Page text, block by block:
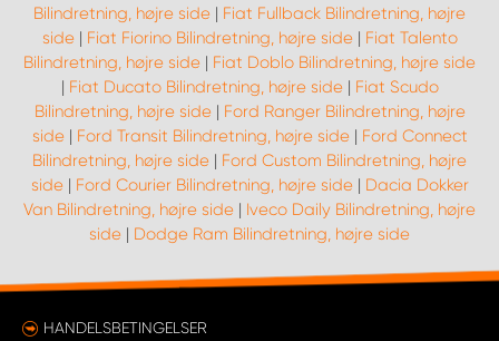
Bilindretning, højre side | Fiat Fullback Bilindretning, højre
side| Fiat Fiorino Bilindretning, højre side| Fiat Talento
Bilindretning, højre side | Fiat Doblo Bilindretning, højre side
| Fiat Ducato Bilindretning, højre side| Fiat Scudo
Bilindretning, højre side| Ford Ranger Bilindretning, højre
side| Ford Transit Bilindretning, højre side| Ford Connect
Bilindretning, højre side | Ford Custom Bilindretning, højre
side| Ford Courier Bilindretning, højre side| Dacia Dokker
Van Bilindretning, højre side | Iveco Daily Bilindretning, højre
side | Dodge Ram Bilindretning, højre side
HANDELSBETINGELSER